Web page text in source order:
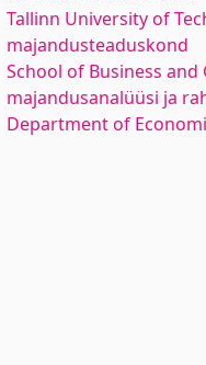
Tallinn University of
majandusteaduskond
School of Business and
majandusanalüüsi ja
Department of